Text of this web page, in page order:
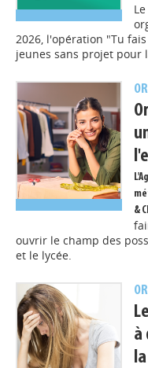
2026, l'opération "Tu
jeunes sans projet pour
L'
&
ouvrir le champ des
et le lycée.
à